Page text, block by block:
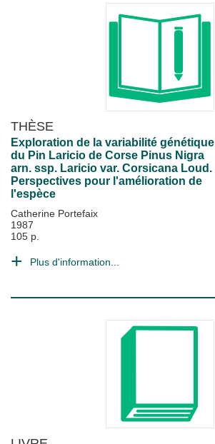
THÈSE
Exploration de la variabilité génétique
du Pin Laricio de Corse Pinus Nigra
arn. ssp. Laricio var. Corsicana Loud.
Perspectives pour l'amélioration de
l'espèce
Catherine Portefaix
1987
105 p.
Plus d'information...